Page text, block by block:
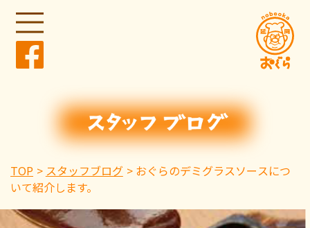
TOP スタッフブログ
おぐらのデミグラスソースにつ
いて紹介します。